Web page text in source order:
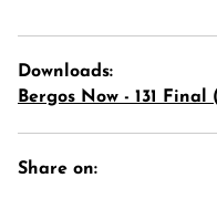
Downloads:
Share on: